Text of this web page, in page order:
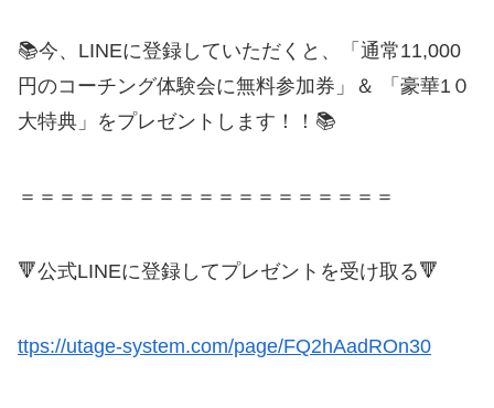
📚今、LINEに登録していただくと、「通常11,000
円のコーチング体験会に無料参加券」＆ 「豪華1０
大特典」をプレゼントします！！📚
＝＝＝＝＝＝＝＝＝＝＝＝＝＝＝＝＝＝＝
🔻公式LINEに登録してプレゼントを受け取る🔻
ttps://utage-system.com/page/FQ2hAadROn30